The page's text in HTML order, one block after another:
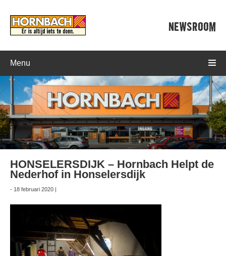
NEWSROOM
Menu
HONSELERSDIJK – Hornbach Helpt de
Nederhof in Honselersdijk
- 18 februari 2020 |